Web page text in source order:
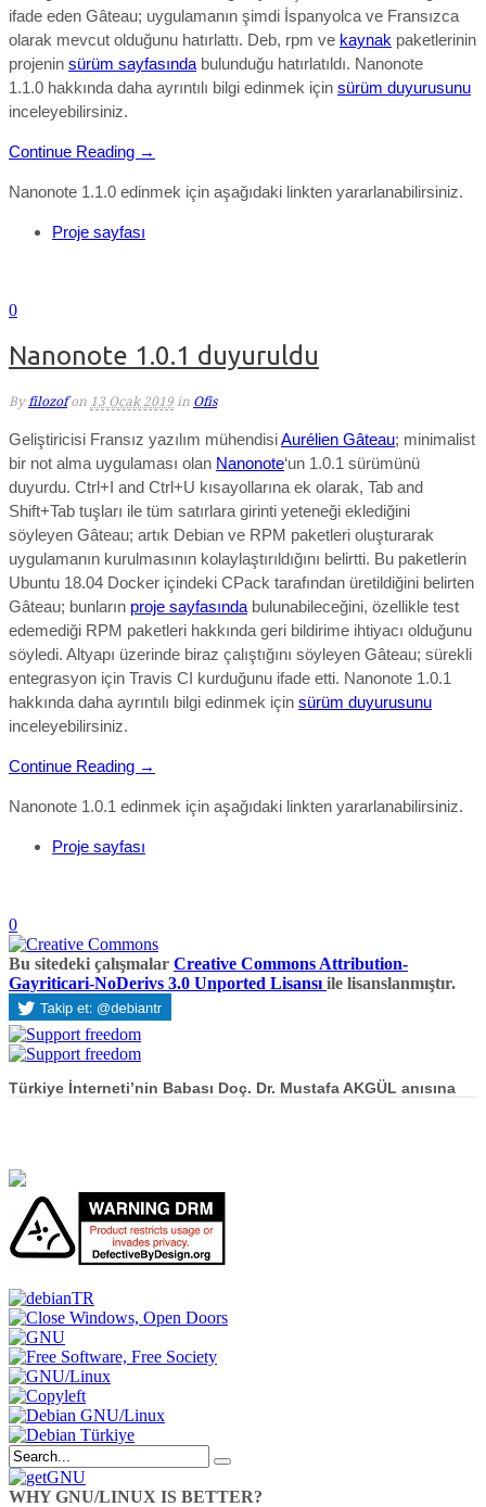
ifade eden Gâteau; uygulamanın şimdi İspanyolca ve Fransızca
olarak mevcut olduğunu hatırlattı. Deb, rpm ve kaynak paketlerinin
projenin sürüm sayfasında bulunduğu hatırlatıldı. Nanonote
1.1.0 hakkında daha ayrıntılı bilgi edinmek için sürüm duyurusunu
inceleyebilirsiniz.
Continue Reading →
Nanonote 1.1.0 edinmek için aşağıdaki linkten yararlanabilirsiniz.
Proje sayfası
0
Nanonote 1.0.1 duyuruldu
By filozof on 13 Ocak 2019 in Ofis
Geliştiricisi Fransız yazılım mühendisiAurélien Gâteau; minimalist
bir not alma uygulaması olan Nanonote‘un 1.0.1 sürümünü
duyurdu. Ctrl+I and Ctrl+U kısayollarına ek olarak, Tab and
Shift+Tab tuşları ile tüm satırlara girinti yeteneği eklediğini
söyleyen Gâteau; artık Debian ve RPM paketleri oluşturarak
uygulamanın kurulmasının kolaylaştırıldığını belirtti. Bu paketlerin
Ubuntu 18.04 Docker içindeki CPack tarafından üretildiğini belirten
Gâteau; bunların proje sayfasında bulunabileceğini, özellikle test
edemediği RPM paketleri hakkında geri bildirime ihtiyacı olduğunu
söyledi. Altyapı üzerinde biraz çalıştığını söyleyen Gâteau; sürekli
entegrasyon için Travis CI kurduğunu ifade etti. Nanonote 1.0.1
hakkında daha ayrıntılı bilgi edinmek için sürüm duyurusunu
inceleyebilirsiniz.
Continue Reading →
Nanonote 1.0.1 edinmek için aşağıdaki linkten yararlanabilirsiniz.
Proje sayfası
0
Bu sitedeki çalışmalar Creative Commons Attribution-
Gayriticari-NoDerivs 3.0 Unported Lisansı ile lisanslanmıştır.
Türkiye İnterneti’nin Babası Doç. Dr. Mustafa AKGÜL anısına
WHY GNU/LINUX IS BETTER?